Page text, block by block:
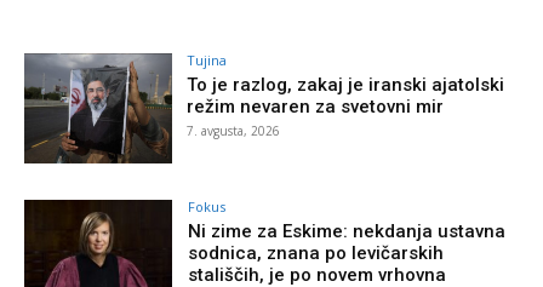
Tujina
To je razlog, zakaj je iranski ajatolski
režim nevaren za svetovni mir
7. avgusta, 2026
Fokus
Ni zime za Eskime: nekdanja ustavna
sodnica, znana po levičarskih
stališčih, je po novem vrhovna